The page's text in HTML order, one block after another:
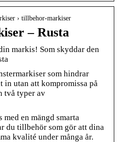
› tillbehor-markiser
– Rusta
markis! Som skyddar den
som hindrar
in utan att kompromissa på
två typer av
en mängd smarta
du tillbehör som gör att dina
kvalité under många år.